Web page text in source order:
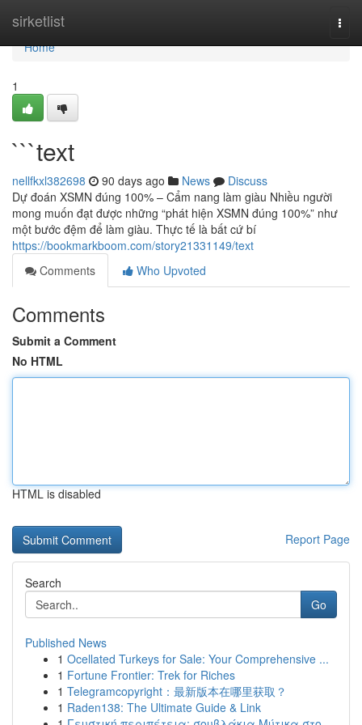
sirketlist
Home
Home
1
```text
nellfkxl382698 90 days ago News
Discuss
Dự đoán XSMN đúng 100% – Cẩm nang làm giàu Nhiều người
mong muốn đạt được những “phát hiện XSMN đúng 100%” như
một bước đệm để làm giàu. Thực tế là bất cứ bí
https://bookmarkboom.com/story21331149/text
Comments
Who Upvoted
Comments
Submit a Comment
No HTML
HTML is disabled
Report Page
Search
Go
Published News
1 Ocellated Turkeys for Sale: Your Comprehensive ...
1 Fortune Frontier: Trek for Riches
1 Telegramcopyright：最新版本在哪里获取？
1 Raden138: The Ultimate Guide & Link